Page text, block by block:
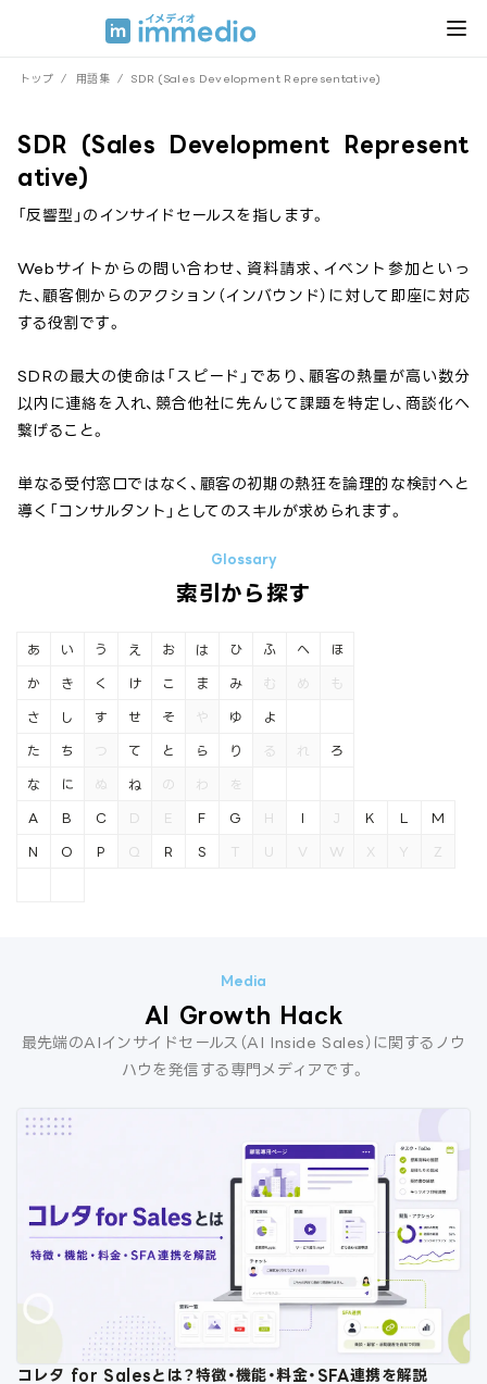
トップ / 用語集 / SDR (Sales Development Representative)
SDR (Sales Development Represent
ative)
「反響型」のインサイドセールスを指します。
Webサイトからの問い合わせ、資料請求、イベント参加といっ
た、顧客側からのアクション（インバウンド）に対して即座に対応
する役割です。
SDRの最大の使命は「スピード」であり、顧客の熱量が高い数分
以内に連絡を入れ、競合他社に先んじて課題を特定し、商談化へ
繋げること。
単なる受付窓口ではなく、顧客の初期の熱狂を論理的な検討へと
導く「コンサルタント」としてのスキルが求められます。
索引から探す
あ い う え お
か き く け こ
さ し す せ そ
た ち つ て と
な に ぬ ね の
は ひ ふ へ ほ
ま み む め も
や ゆ よ
ら り る れ ろ
わ を
A B C D E F G H I J K L M
N O P Q R S T U V W X Y Z
AI Growth Hack
最先端のAIインサイドセールス（AI Inside Sales）に関するノウ
ハウを発信する専門メディアです。
コレタ for Salesとは？特徴・機能・料金・SFA連携を解説